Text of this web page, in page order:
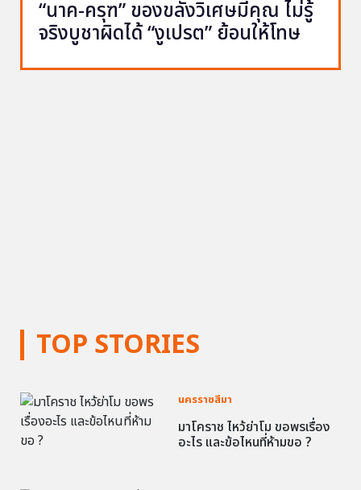
TOP STORIES
นครราชสีมา
มาโคราช ไหว้ย่าโม ขอพรเรื่อง
อะไร และข้อไหนที่ห้ามขอ ?
“นาค-ครุฑ” ของขลังวิเศษมีคุณ ไม่รู้
จริงบูชาผิดได้ “งูเปรต” ย้อนให้โทษ